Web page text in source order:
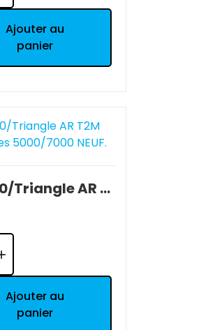
Ajouter au
panier
250090/Triangle AR T2M 1/10 Séries 5000/7000 NEUF.
Ajouter au
panier